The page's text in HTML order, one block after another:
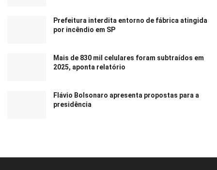
Prefeitura interdita entorno de fábrica atingida
por incêndio em SP
Mais de 830 mil celulares foram subtraídos em
2025, aponta relatório
Flávio Bolsonaro apresenta propostas para a
presidência